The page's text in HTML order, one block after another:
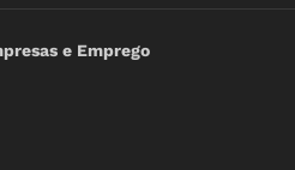
e Emprego